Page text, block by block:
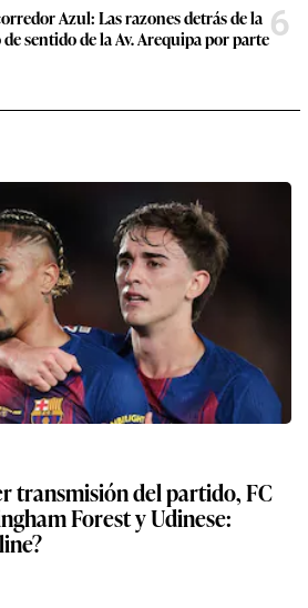
Azul: Las razones detrás de la
sentido de la Av. Arequipa por parte6
transmisión del partido, FC
Forest y Udinese: